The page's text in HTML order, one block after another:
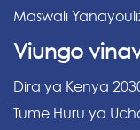
Maswali
Viungo
Dira ya Kenya
Tume Huru ya